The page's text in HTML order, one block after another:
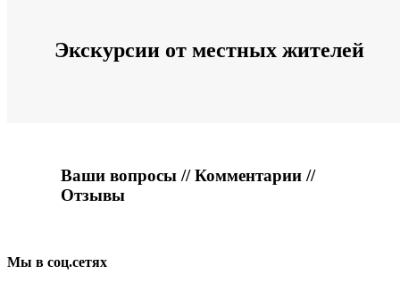
Экскурсии от местных жителей
Ваши вопросы // Комментарии //
Отзывы
Мы в соц.сетях